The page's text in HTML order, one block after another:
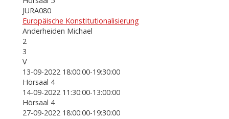
JURA080
Europäische Konstitutionalisierung
Anderheiden Michael
2
3
V
13-09-2022 18:00:00-19:30:00
Hörsaal 4
14-09-2022 11:30:00-13:00:00
Hörsaal 4
27-09-2022 18:00:00-19:30:00